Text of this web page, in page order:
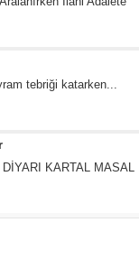
tebriği katarken...
YOL NERESİ?